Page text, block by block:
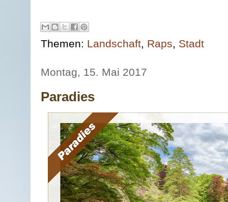
Themen: Landschaft, Raps, Stadt
Montag, 15. Mai 2017
Paradies